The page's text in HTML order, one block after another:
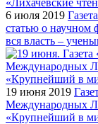
6 июля 2019
статью о научном
вся власть –
19 июня 2019
Международных
«Крупнейший в